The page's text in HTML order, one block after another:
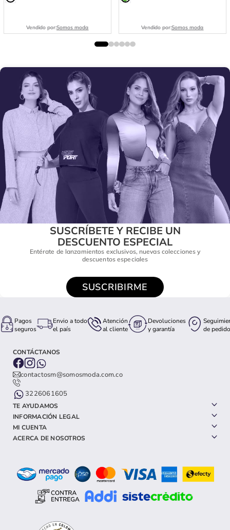
Vendido por:Somos moda Vendido por:Somos moda
SUSCRÍBETE Y RECIBE UN
DESCUENTO ESPECIAL
Entérate de lanzamientos exclusivos, nuevas colecciones y
descuentos especiales
SUSCRIBIRME
Pagos
seguros
Envio a todo
el país
Atención
al cliente
Devoluciones
y garantía
de pedido
CONTÁCTANOS
contactosm@somosmoda.com.co
3226061605
TE AYUDAMOS
INFORMACIÓN LEGAL
MI CUENTA
ACERCA DE NOSOTROS